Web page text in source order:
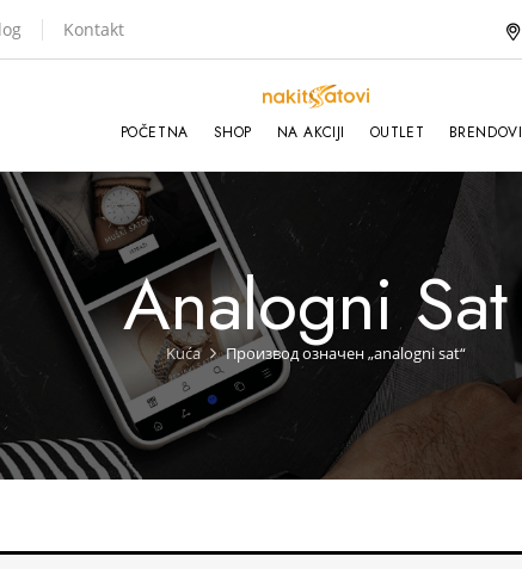
Kontakt
POČETNA SHOP NA AKCIJI OUTLET BRENDOVI
Analogni Sat
Kuća Производ oзначен „analogni sat“